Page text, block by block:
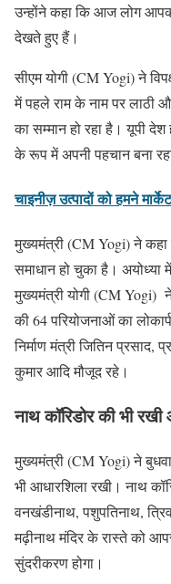
उन्होंने कहा कि आज लोग
देखते हुए हैं।
सीएम योगी (CM Yogi) ने
में पहले राम के नाम पर लाठी
का सम्मान हो रहा है। यूपी
के रूप में अपनी पहचान बना
चाइनीज़ उत्पादों को हमने
मुख्यमंत्री (CM Yogi) ने कहा
समाधान हो चुका है। अयोध्या
मुख्यमंत्री योगी (CM Yogi)
की 64 परियोजनाओं का
निर्माण मंत्री जितिन प्रसाद,
कुमार आदि मौजूद रहे।
नाथ कॉरिडोर की भी रखी
मुख्यमंत्री (CM Yogi) ने
भी आधारशिला रखी। नाथ
वनखंडीनाथ, पशुपतिनाथ,
मढ़ीनाथ मंदिर के रास्ते को
सुंदरीकरण होगा।